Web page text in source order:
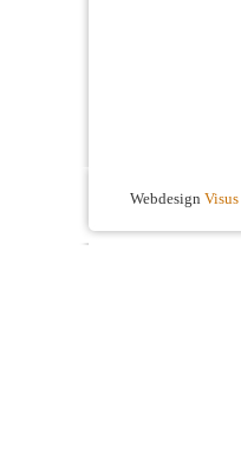
Webdesign Visus